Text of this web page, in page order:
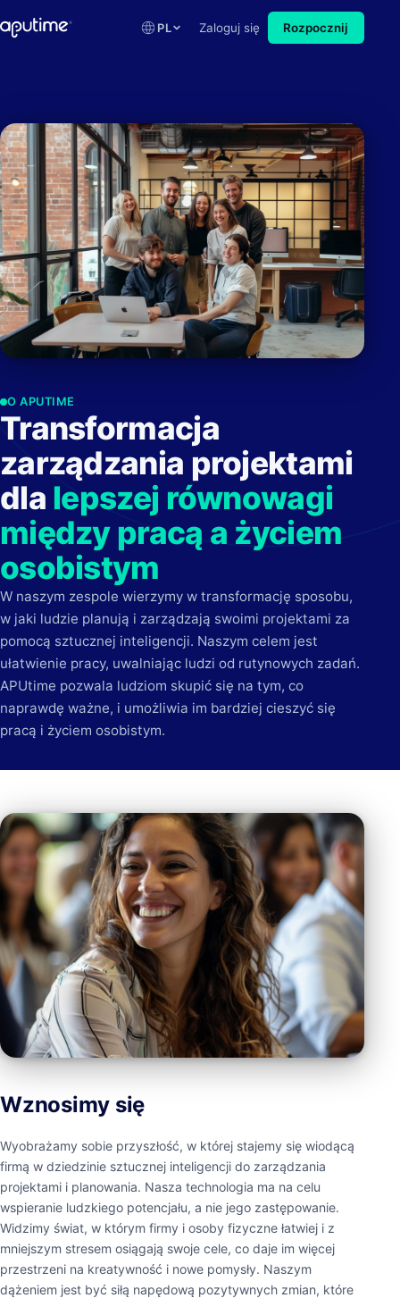
PL Zaloguj się Rozpocznij
O APUTIME
Transformacja
zarządzania projektami
dla lepszej równowagi
między pracą a życiem
osobistym
W naszym zespole wierzymy w transformację sposobu,
w jaki ludzie planują i zarządzają swoimi projektami za
pomocą sztucznej inteligencji. Naszym celem jest
ułatwienie pracy, uwalniając ludzi od rutynowych zadań.
APUtime pozwala ludziom skupić się na tym, co
naprawdę ważne, i umożliwia im bardziej cieszyć się
pracą i życiem osobistym.
Wznosimy się
Wyobrażamy sobie przyszłość, w której stajemy się wiodącą
firmą w dziedzinie sztucznej inteligencji do zarządzania
projektami i planowania. Nasza technologia ma na celu
wspieranie ludzkiego potencjału, a nie jego zastępowanie.
Widzimy świat, w którym firmy i osoby fizyczne łatwiej i z
mniejszym stresem osiągają swoje cele, co daje im więcej
przestrzeni na kreatywność i nowe pomysły. Naszym
dążeniem jest być siłą napędową pozytywnych zmian, które